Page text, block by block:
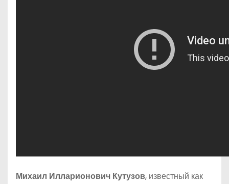
Михаил Илларионович Кутузов, известный как